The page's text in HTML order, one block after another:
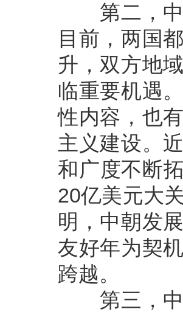
第二，中
目前，两国
升，双方地
临重要机遇
性内容，也
主义建设。
和广度不断
20亿美元大
明，中朝发
友好年为契
跨越。
第三，中